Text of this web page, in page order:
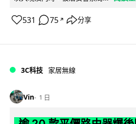
531 75 ↗ 分享
3C科技 家居無線
Vin 1 日